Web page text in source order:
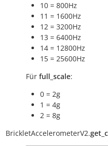
10 = 800Hz
11 = 1600Hz
12 = 3200Hz
13 = 6400Hz
14 = 12800Hz
15 = 25600Hz
Für full_scale:
0 = 2g
1 = 4g
2 = 8g
BrickletAccelerometerV2.